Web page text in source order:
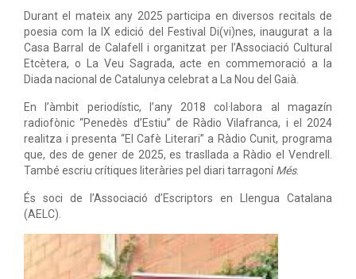
Durant el mateix any 2025 participa en diversos recitals de
poesia com la IX edició del Festival Di(vi)nes, inaugurat a la
Casa Barral de Calafell i organitzat per l’Associació Cultural
Etcètera, o La Veu Sagrada, acte en commemoració a la
Diada nacional de Catalunya celebrat a La Nou del Gaià.
En l’àmbit periodístic, l’any 2018 col·labora al magazín
radiofònic “Penedès d’Estiu” de Ràdio Vilafranca, i el 2024
realitza i presenta “El Cafè Literari” a Ràdio Cunit, programa
que, des de gener de 2025, es trasllada a Ràdio el Vendrell.
També escriu crítiques literàries pel diari tarragoníMés.
És soci de l’Associació d’Escriptors en Llengua Catalana
(AELC).